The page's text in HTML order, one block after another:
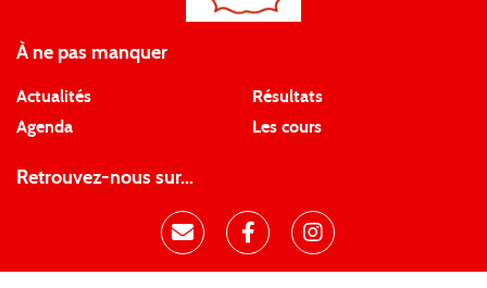
À ne pas manquer
Actualités
Agenda
Résultats
Les cours
Retrouvez-nous sur...